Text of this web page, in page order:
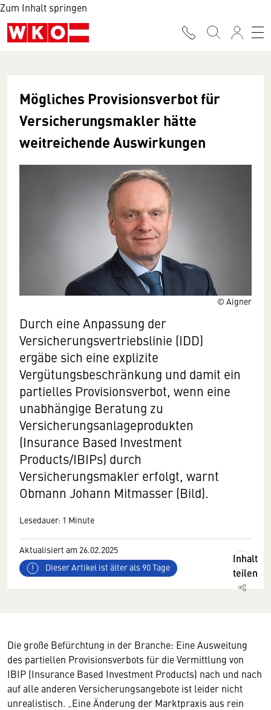
Zum Inhalt springen
© Aigner
Mögliches Provisionsverbot für
Versicherungsmakler hätte
weitreichende Auswirkungen
Durch eine Anpassung der
Versicherungsvertriebslinie (IDD)
ergäbe sich eine explizite
Vergütungsbeschränkung und damit ein
partielles Provisionsverbot, wenn eine
unabhängige Beratung zu
Versicherungsanlageprodukten
(Insurance Based Investment
Products/IBIPs) durch
Versicherungsmakler erfolgt, warnt
Obmann Johann Mitmasser (Bild).
Lesedauer: 1 Minute
Aktualisiert am 26.02.2025
Dieser Artikel ist älter als 90 Tage
Inhalt
teilen
Die große Befürchtung in der Branche: Eine Ausweitung
des partiellen Provisionsverbots für die Vermittlung von
IBIP (Insurance Based Investment Products) nach und nach
auf alle anderen Versicherungsangebote ist leider nicht
unrealistisch. „Eine Änderung der Marktpraxis aus rein